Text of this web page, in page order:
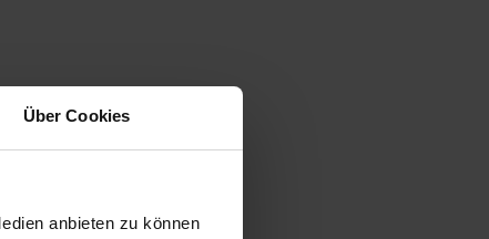
Über Cookies
anbieten zu können